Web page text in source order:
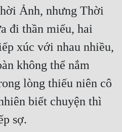
Ảnh, nhưng Thời
đi thần miếu, hai
xúc với nhau nhiều,
không thể nắm
lòng thiếu niên cô
biết chuyện thì
sợ.